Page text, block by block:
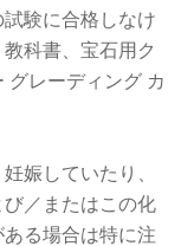
験に合格しなけ
科書、宝石用ク
グレーディング カ
娠していたり、
／またはこの化
る場合は特に注